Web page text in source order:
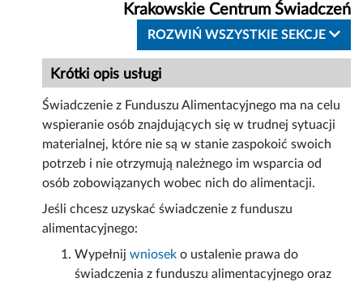
Krakowskie Centrum Świadczeń
ROZWIŃ WSZYSTKIE SEKCJE
Krótki opis usługi
Świadczenie z Funduszu Alimentacyjnego ma na celu
wspieranie osób znajdujących się w trudnej sytuacji
materialnej, które nie są w stanie zaspokoić swoich
potrzeb i nie otrzymują należnego im wsparcia od
osób zobowiązanych wobec nich do alimentacji.
Jeśli chcesz uzyskać świadczenie z funduszu
alimentacyjnego:
Wypełnijwniosek o ustalenie prawa do
świadczenia z funduszu alimentacyjnego oraz